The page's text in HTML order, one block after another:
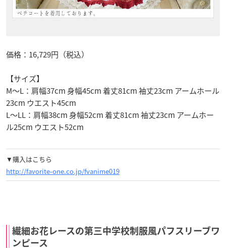
価格：16,729円（税込）
【サイズ】
M～L：肩幅37cm 身幅45cm 着丈81cm 袖丈23cm アームホール
23cm ウエスト45cm
L～LL：肩幅38cm 身幅52cm 着丈81cm 袖丈23cm アームホー
ル25cm ウエスト52cm
▼購入はこちら
http://favorite-one.co.jp/fvanime019
繊細お花レースの第三中学校制服風パフスリーブワ
ンピース